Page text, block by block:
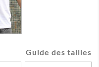
Guide des tailles